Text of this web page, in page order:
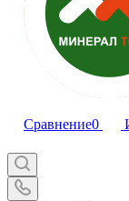
Сравнение0